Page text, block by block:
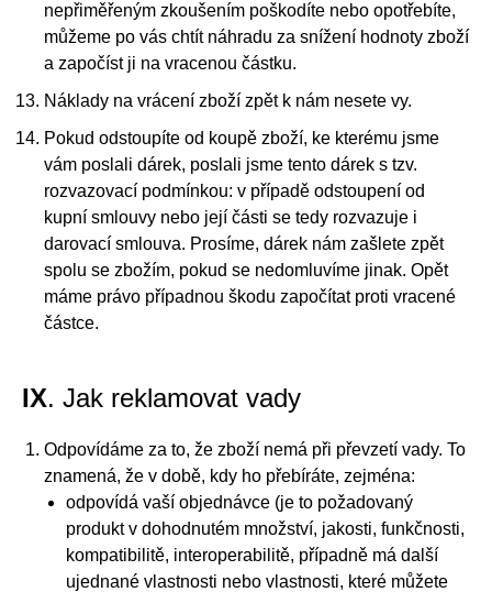
nepřiměřeným zkoušením poškodíte nebo opotřebíte,
můžeme po vás chtít náhradu za snížení hodnoty zboží
a započíst ji na vracenou částku.
Náklady na vrácení zboží zpět k nám nesete vy.
Pokud odstoupíte od koupě zboží, ke kterému jsme
vám poslali dárek, poslali jsme tento dárek s tzv.
rozvazovací podmínkou: v případě odstoupení od
kupní smlouvy nebo její části se tedy rozvazuje i
darovací smlouva. Prosíme, dárek nám zašlete zpět
spolu se zbožím, pokud se nedomluvíme jinak. Opět
máme právo případnou škodu započítat proti vracené
částce.
IX. Jak reklamovat vady
Odpovídáme za to, že zboží nemá při převzetí vady. To
znamená, že v době, kdy ho přebíráte, zejména:
odpovídá vaší objednávce (je to požadovaný
produkt v dohodnutém množství, jakosti, funkčnosti,
kompatibilitě, interoperabilitě, případně má další
ujednané vlastnosti nebo vlastnosti, které můžete